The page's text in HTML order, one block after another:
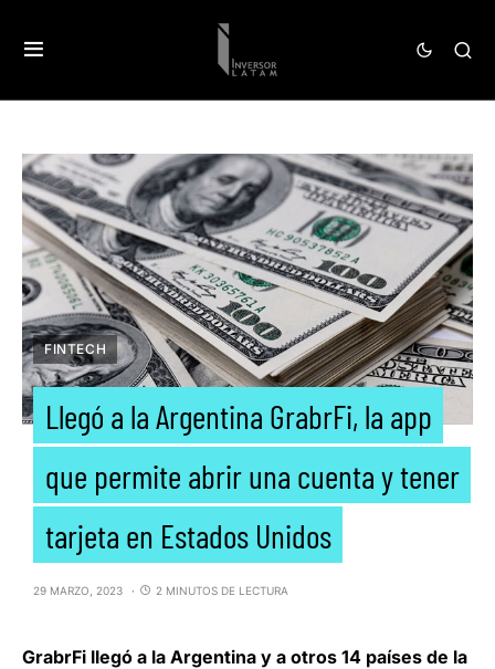
FINTECH
Llegó a la Argentina GrabrFi, la app
que permite abrir una cuenta y tener
tarjeta en Estados Unidos
29 MARZO, 2023 2 MINUTOS DE LECTURA
GrabrFi llegó a la Argentina y a otros 14 países de la